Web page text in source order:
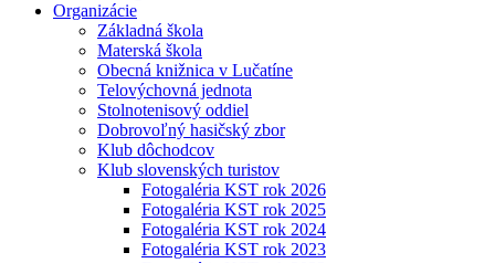
Organizácie
Základná škola
Materská škola
Obecná knižnica v Lučatíne
Telovýchovná jednota
Stolnotenisový oddiel
Dobrovoľný hasičský zbor
Klub dôchodcov
Klub slovenských turistov
Fotogaléria KST rok 2026
Fotogaléria KST rok 2025
Fotogaléria KST rok 2024
Fotogaléria KST rok 2023